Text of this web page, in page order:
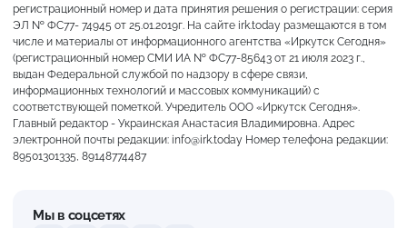
регистрационный номер и дата принятия решения о регистрации: серия
ЭЛ № ФС77- 74945 от 25.01.2019г. На сайте irk.today размещаются в том
числе и материалы от информационного агентства «Иркутск Сегодня»
(регистрационный номер СМИ ИА № ФС77-85643 от 21 июля 2023 г.,
выдан Федеральной службой по надзору в сфере связи,
информационных технологий и массовых коммуникаций) с
соответствующей пометкой. Учредитель ООО «Иркутск Сегодня».
Главный редактор - Украинская Анастасия Владимировна. Адрес
электронной почты редакции: info@irk.today Номер телефона редакции:
89501301335, 89148774487
Мы в соцсетях